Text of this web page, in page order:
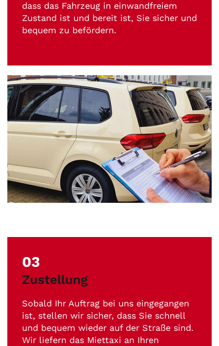
dass das Fahrzeug in einwandfreiem
Zustand ist und bereit ist, Sie sicher und
bequem zu befördern.
03
Zustellung
Sobald Ihr Auftrag bei uns eingegangen
ist, stellen wir sicher, dass Sie schnell
und bequem wieder auf der Straße sind.
Wir liefern das Miettaxi an Ihren